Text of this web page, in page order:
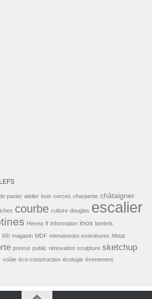
panier atelier bois cerces charpente châtaigner
courbe culture douglas escalier
Hevea If information inox lambris
XIII magasin MDF menuiseries exterieures Metal
presse public rénovation sculpture sketchup
voûte éco-construction écologie évenement